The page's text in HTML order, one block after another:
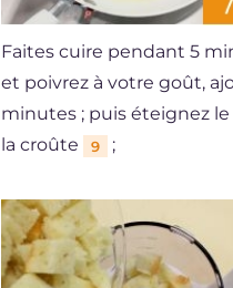
Faites cuire pendant 5
et poivrez à votre goût,
minutes ; puis éteignez
la croûte
9 ;